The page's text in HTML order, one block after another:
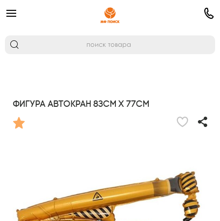
Фигура Автокран 83см х 77см